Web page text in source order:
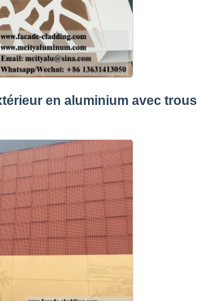
en aluminium avec trous